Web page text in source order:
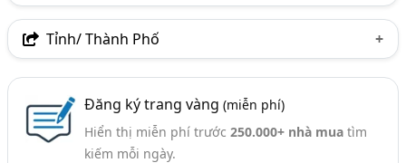
Ngành nghề
Ngành xem thêm
Tăm Nhang, Tăm Hương (54)
Tỉnh/ Thành Phố
Bình Dương
Tp. Đà Nẵng
TP. Hải Phòng
Bắc Ninh
Đăng ký trang vàng (miễn phí)
Hiển thị miễn phí trước 250.000+ nhà muatìm
kiếm mỗi ngày.